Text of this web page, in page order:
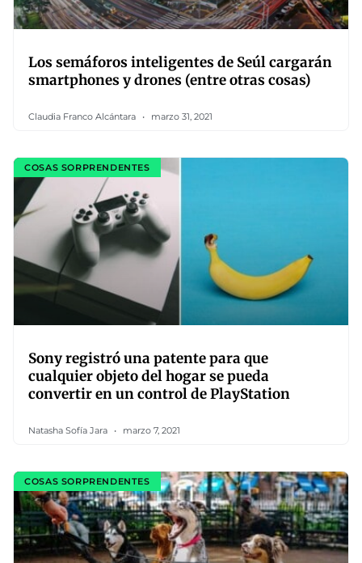
Los semáforos inteligentes de Seúl cargarán
smartphones y drones (entre otras cosas)
Claudia Franco Alcántara marzo 31, 2021
COSAS SORPRENDENTES
Sony registró una patente para que
cualquier objeto del hogar se pueda
convertir en un control de PlayStation
Natasha Sofía Jara marzo 7, 2021
COSAS SORPRENDENTES